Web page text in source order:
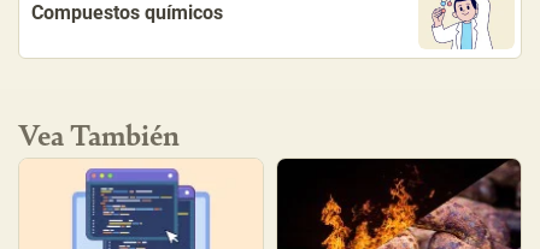
Compuestos químicos
Vea También